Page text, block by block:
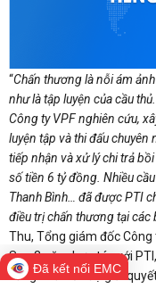
“Chấn thương là nỗi ám
như là tập luyện của cầu
Công ty VPF nghiên cứu,
luyện tập và thi đấu
tiếp nhận và xử lý chi trả
số tiền 6 tỷ đồng. Nhiều
Thanh Bình… đã được PTI
điều trị chấn thương tại các
Thu, Tổng giám đốc Công
Sau 3 năm hợp tác với
cũng như tiến độ giải
Đã kết nối EMC